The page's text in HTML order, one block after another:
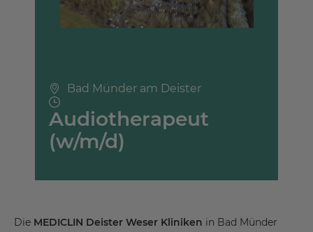
Bad Münder am Deister
Audiotherapeut
(w/m/d)
Die MEDICLIN Deister Weser Kliniken in Bad Münder